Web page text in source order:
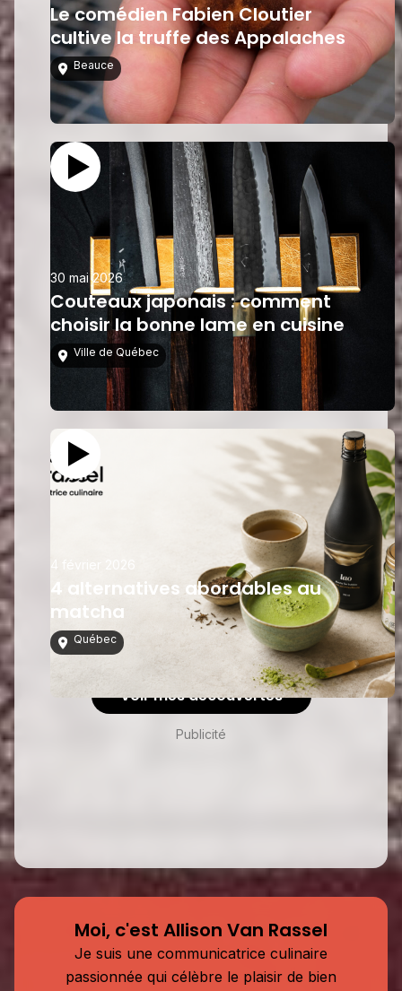
Le comédien Fabien Cloutier
cultive la truffe des Appalaches
Beauce
30 mai 2026
Couteaux japonais : comment
choisir la bonne lame en cuisine
Ville de Québec
4 février 2026
4 alternatives abordables au
matcha
Québec
Voir mes découvertes
Publicité
Moi, c'est Allison Van Rassel
Je suis une communicatrice culinaire
passionnée qui célèbre le plaisir de bien